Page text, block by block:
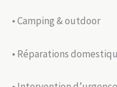
• Camping & outdoor
• Réparations